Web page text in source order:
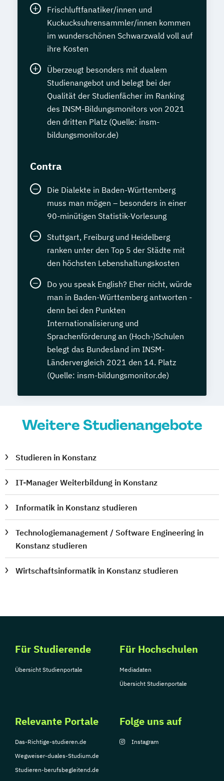
Frischluftfanatiker/innen und
Kuckucksuhrensammler/innen kommen
im wunderschönen Schwarzwald voll auf
ihre Kosten
Überzeugt besonders mit dualem
Studienangebot und belegt bei der
Qualität der Studienfächer im Ranking
des INSM-Bildungsmonitors von 2021
den dritten Platz (Quelle: insm-
bildungsmonitor.de)
Contra
Die Dialekte in Baden-Württemberg
muss man mögen – besonders in einer
90-minütigen Statistik-Vorlesung
Stuttgart, Freiburg und Heidelberg
ranken unter den Top 5 der Städte mit
den höchsten Lebenshaltungskosten
Do you speak English? Eher nicht, würde
man in Baden-Württemberg antworten -
denn bei den Punkten
Internationalisierung und
Sprachenförderung an (Hoch-)Schulen
belegt das Bundesland im INSM-
Ländervergleich 2021 den 14. Platz
(Quelle: insm-bildungsmonitor.de)
Weitere Studienangebote
Studieren in Konstanz
IT-Manager Weiterbildung in Konstanz
Informatik in Konstanz studieren
Technologiemanagement / Software Engineering in
Konstanz studieren
Wirtschaftsinformatik in Konstanz studieren
Für Studierende
Übersicht Studienportale
Für Hochschulen
Mediadaten
Übersicht Studienportale
Relevante Portale
Das-Richtige-studieren.de
Wegweiser-duales-Studium.de
Studieren-berufsbegleitend.de
Folge uns auf
Instagram